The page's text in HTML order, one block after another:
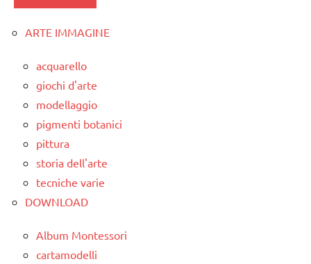
classi
3 ai
6
anni
LINGUAGGIO
poesie
/
poesie e
filastrocche
ARTE IMMAGINE
acquarello
giochi d'arte
modellaggio
pigmenti botanici
pittura
storia dell'arte
tecniche varie
DOWNLOAD
Album Montessori
cartamodelli